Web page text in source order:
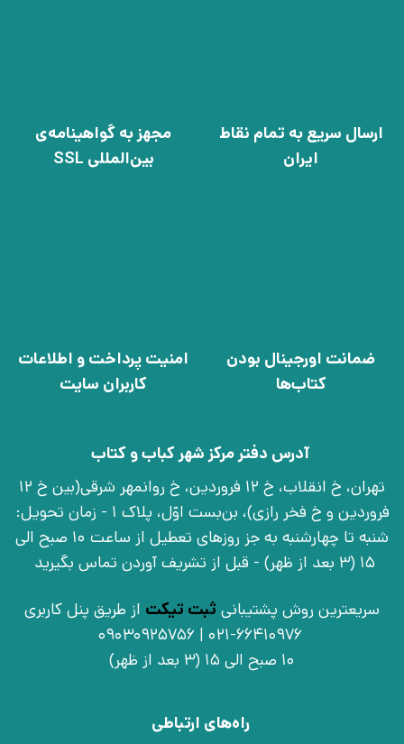
ارسال سریع به تمام نقاط
ایران
مجهز به گواهینامه‌ی
بین‌المللی SSL
ضمانت اورجینال بودن
کتاب‌ها
امنیت پرداخت و اطلاعات
کاربران سایت
آدرس دفتر مرکز شهر کباب و کتاب
تهران، خ انقلاب، خ 12 فروردین، خ روانمهر شرقی(بین خ 12
فروردین و خ فخر رازی)، بن‌بست اوّل، پلاک 1 - زمان تحویل:
شنبه تا چهارشنبه به جز روزهای تعطیل از ساعت 10 صبح الی
15 (3 بعد از ظهر) - قبل از تشریف آوردن تماس بگیرید
سریعترین روش پشتیبانی ثبت تیکت از طریق پنل کاربری
021-66410976 | 09030925756
10 صبح الی 15 (3 بعد از ظهر)
راه‌های ارتباطی